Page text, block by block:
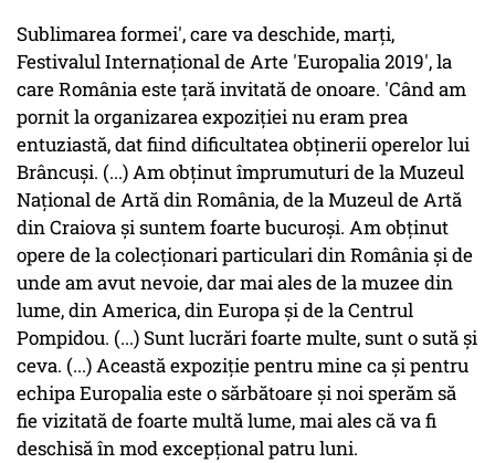
Sublimarea formei', care va deschide, marţi,
Festivalul Internaţional de Arte 'Europalia 2019', la
care România este ţară invitată de onoare. 'Când am
pornit la organizarea expoziţiei nu eram prea
entuziastă, dat fiind dificultatea obţinerii operelor lui
Brâncuşi. (...) Am obţinut împrumuturi de la Muzeul
Naţional de Artă din România, de la Muzeul de Artă
din Craiova şi suntem foarte bucuroşi. Am obţinut
opere de la colecţionari particulari din România şi de
unde am avut nevoie, dar mai ales de la muzee din
lume, din America, din Europa şi de la Centrul
Pompidou. (...) Sunt lucrări foarte multe, sunt o sută şi
ceva. (...) Această expoziţie pentru mine ca şi pentru
echipa Europalia este o sărbătoare şi noi sperăm să
fie vizitată de foarte multă lume, mai ales că va fi
deschisă în mod excepţional patru luni.